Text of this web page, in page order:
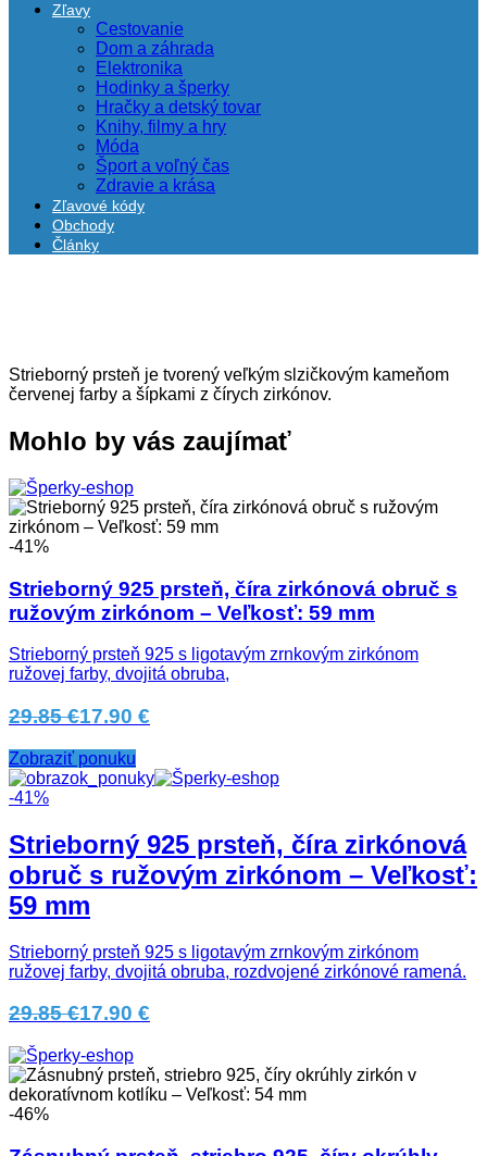
Zľavy
Cestovanie
Dom a záhrada
Elektronika
Hodinky a šperky
Hračky a detský tovar
Knihy, filmy a hry
Móda
Šport a voľný čas
Zdravie a krása
Zľavové kódy
Obchody
Články
Strieborný prsteň je tvorený veľkým slzičkovým kameňom
červenej farby a šípkami z čírych zirkónov.
Mohlo by vás zaujímať
-41%
Strieborný 925 prsteň, číra zirkónová obruč s
ružovým zirkónom – Veľkosť: 59 mm
Strieborný prsteň 925 s ligotavým zrnkovým zirkónom
ružovej farby, dvojitá obruba,
29.85 €17.90 €
Zobraziť ponuku
-41%
Strieborný 925 prsteň, číra zirkónová
obruč s ružovým zirkónom – Veľkosť:
59 mm
Strieborný prsteň 925 s ligotavým zrnkovým zirkónom
ružovej farby, dvojitá obruba, rozdvojené zirkónové ramená.
29.85 €17.90 €
-46%